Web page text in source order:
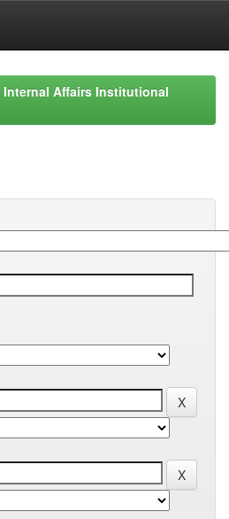
Affairs Institutional